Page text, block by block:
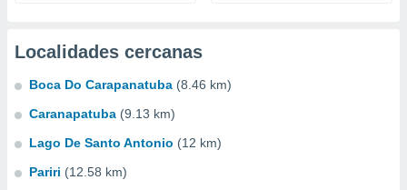
Localidades cercanas
Boca Do Carapanatuba (8.46 km)
Caranapatuba (9.13 km)
Lago De Santo Antonio (12 km)
Pariri (12.58 km)